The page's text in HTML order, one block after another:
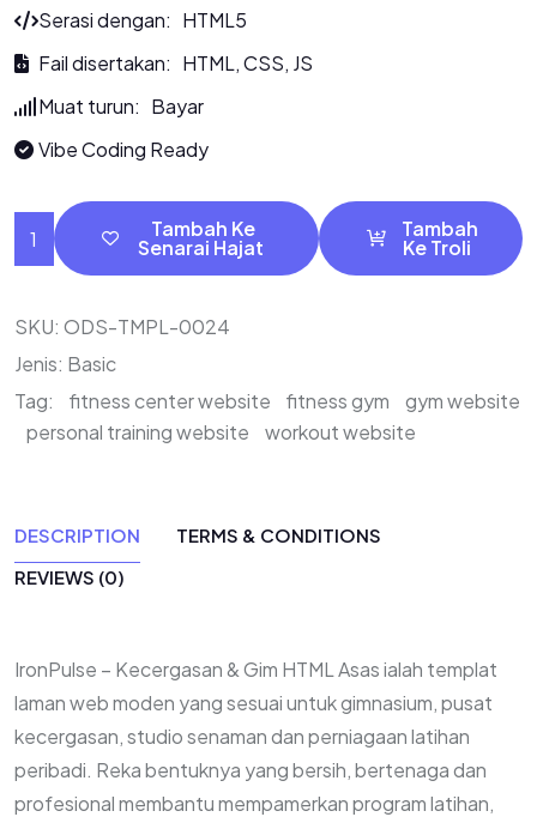
Serasi dengan: HTML5
Fail disertakan: HTML, CSS, JS
Muat turun: Bayar
Vibe Coding Ready
Tambah Ke
Senarai Hajat
Tambah
Ke Troli
SKU: ODS-TMPL-0024
Jenis: Basic
Tag:
fitness center website fitness gym
gym website
personal training website
workout website
DESCRIPTION
TERMS & CONDITIONS
REVIEWS (0)
IronPulse – Kecergasan & Gim HTML Asas ialah templat
laman web moden yang sesuai untuk gimnasium, pusat
kecergasan, studio senaman dan perniagaan latihan
peribadi. Reka bentuknya yang bersih, bertenaga dan
profesional membantu mempamerkan program latihan,